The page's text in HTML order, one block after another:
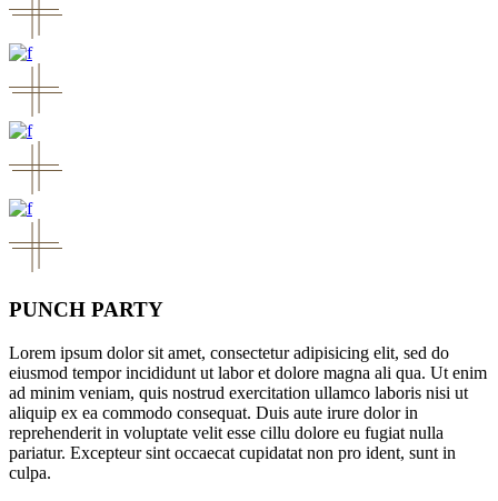
PUNCH PARTY
Lorem ipsum dolor sit amet, consectetur adipisicing elit, sed do
eiusmod tempor incididunt ut labor et dolore magna ali qua. Ut enim
ad minim veniam, quis nostrud exercitation ullamco laboris nisi ut
aliquip ex ea commodo consequat. Duis aute irure dolor in
reprehenderit in voluptate velit esse cillu dolore eu fugiat nulla
pariatur. Excepteur sint occaecat cupidatat non pro ident, sunt in
culpa.